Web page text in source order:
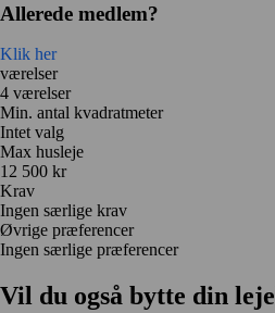
Allerede medlem?
Klik her
værelser
4 værelser
Min. antal kvadratmeter
Intet valg
Max husleje
12 500 kr
Krav
Ingen særlige krav
Øvrige præferencer
Ingen særlige præferencer
Vil du også bytte din